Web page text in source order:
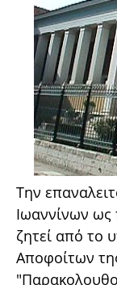
Την
Ιωαννίνων
ζητεί από το
Αποφοίτων